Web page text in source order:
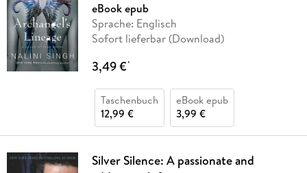
eBook epub
Sprache: Englisch
Sofort lieferbar (Download)
3,49 €*
Taschenbuch
12,99 €
eBook epub
3,99 €
Silver Silence: A passionate and